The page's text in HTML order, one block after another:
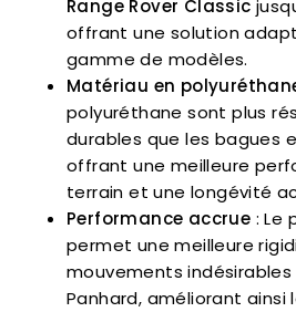
Range Rover Classic
offrant une solution
gamme de modèles.
Matériau en
polyuréthane sont plus
durables que les bagues
offrant une meilleure
terrain et une longévité
Performance accrue : Le
permet une meilleure
mouvements
Panhard, améliorant ainsi